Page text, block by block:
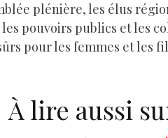
plénière, les élus
pouvoirs publics et les
pour les femmes et les
À lire aussi